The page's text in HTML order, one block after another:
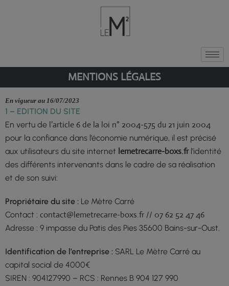
MENTIONS LÉGALES
En vigueur au 16/07/2023
1 – EDITION DU SITE
En vertu de l’article 6 de la loi n° 2004-575 du 21 juin 2004
pour la confiance dans l’économie numérique, il est précisé
aux utilisateurs du site internet lemetrecarre-boxs.frl’identité
des différents intervenants dans le cadre de sa réalisation
et de son suivi:
Propriétaire du site : Le Mètre Carré
Contact : contact@lemetrecarre-boxs.fr // 07 62 52 47 46
Adresse : 9 impasse du Patis des Pies 35600 Bains-sur-Oust.
Identification de l’entreprise : SARL Le Mètre Carré au
capital social de 4000€
SIREN : 904127990 – RCS : Rennes B 904 127 990